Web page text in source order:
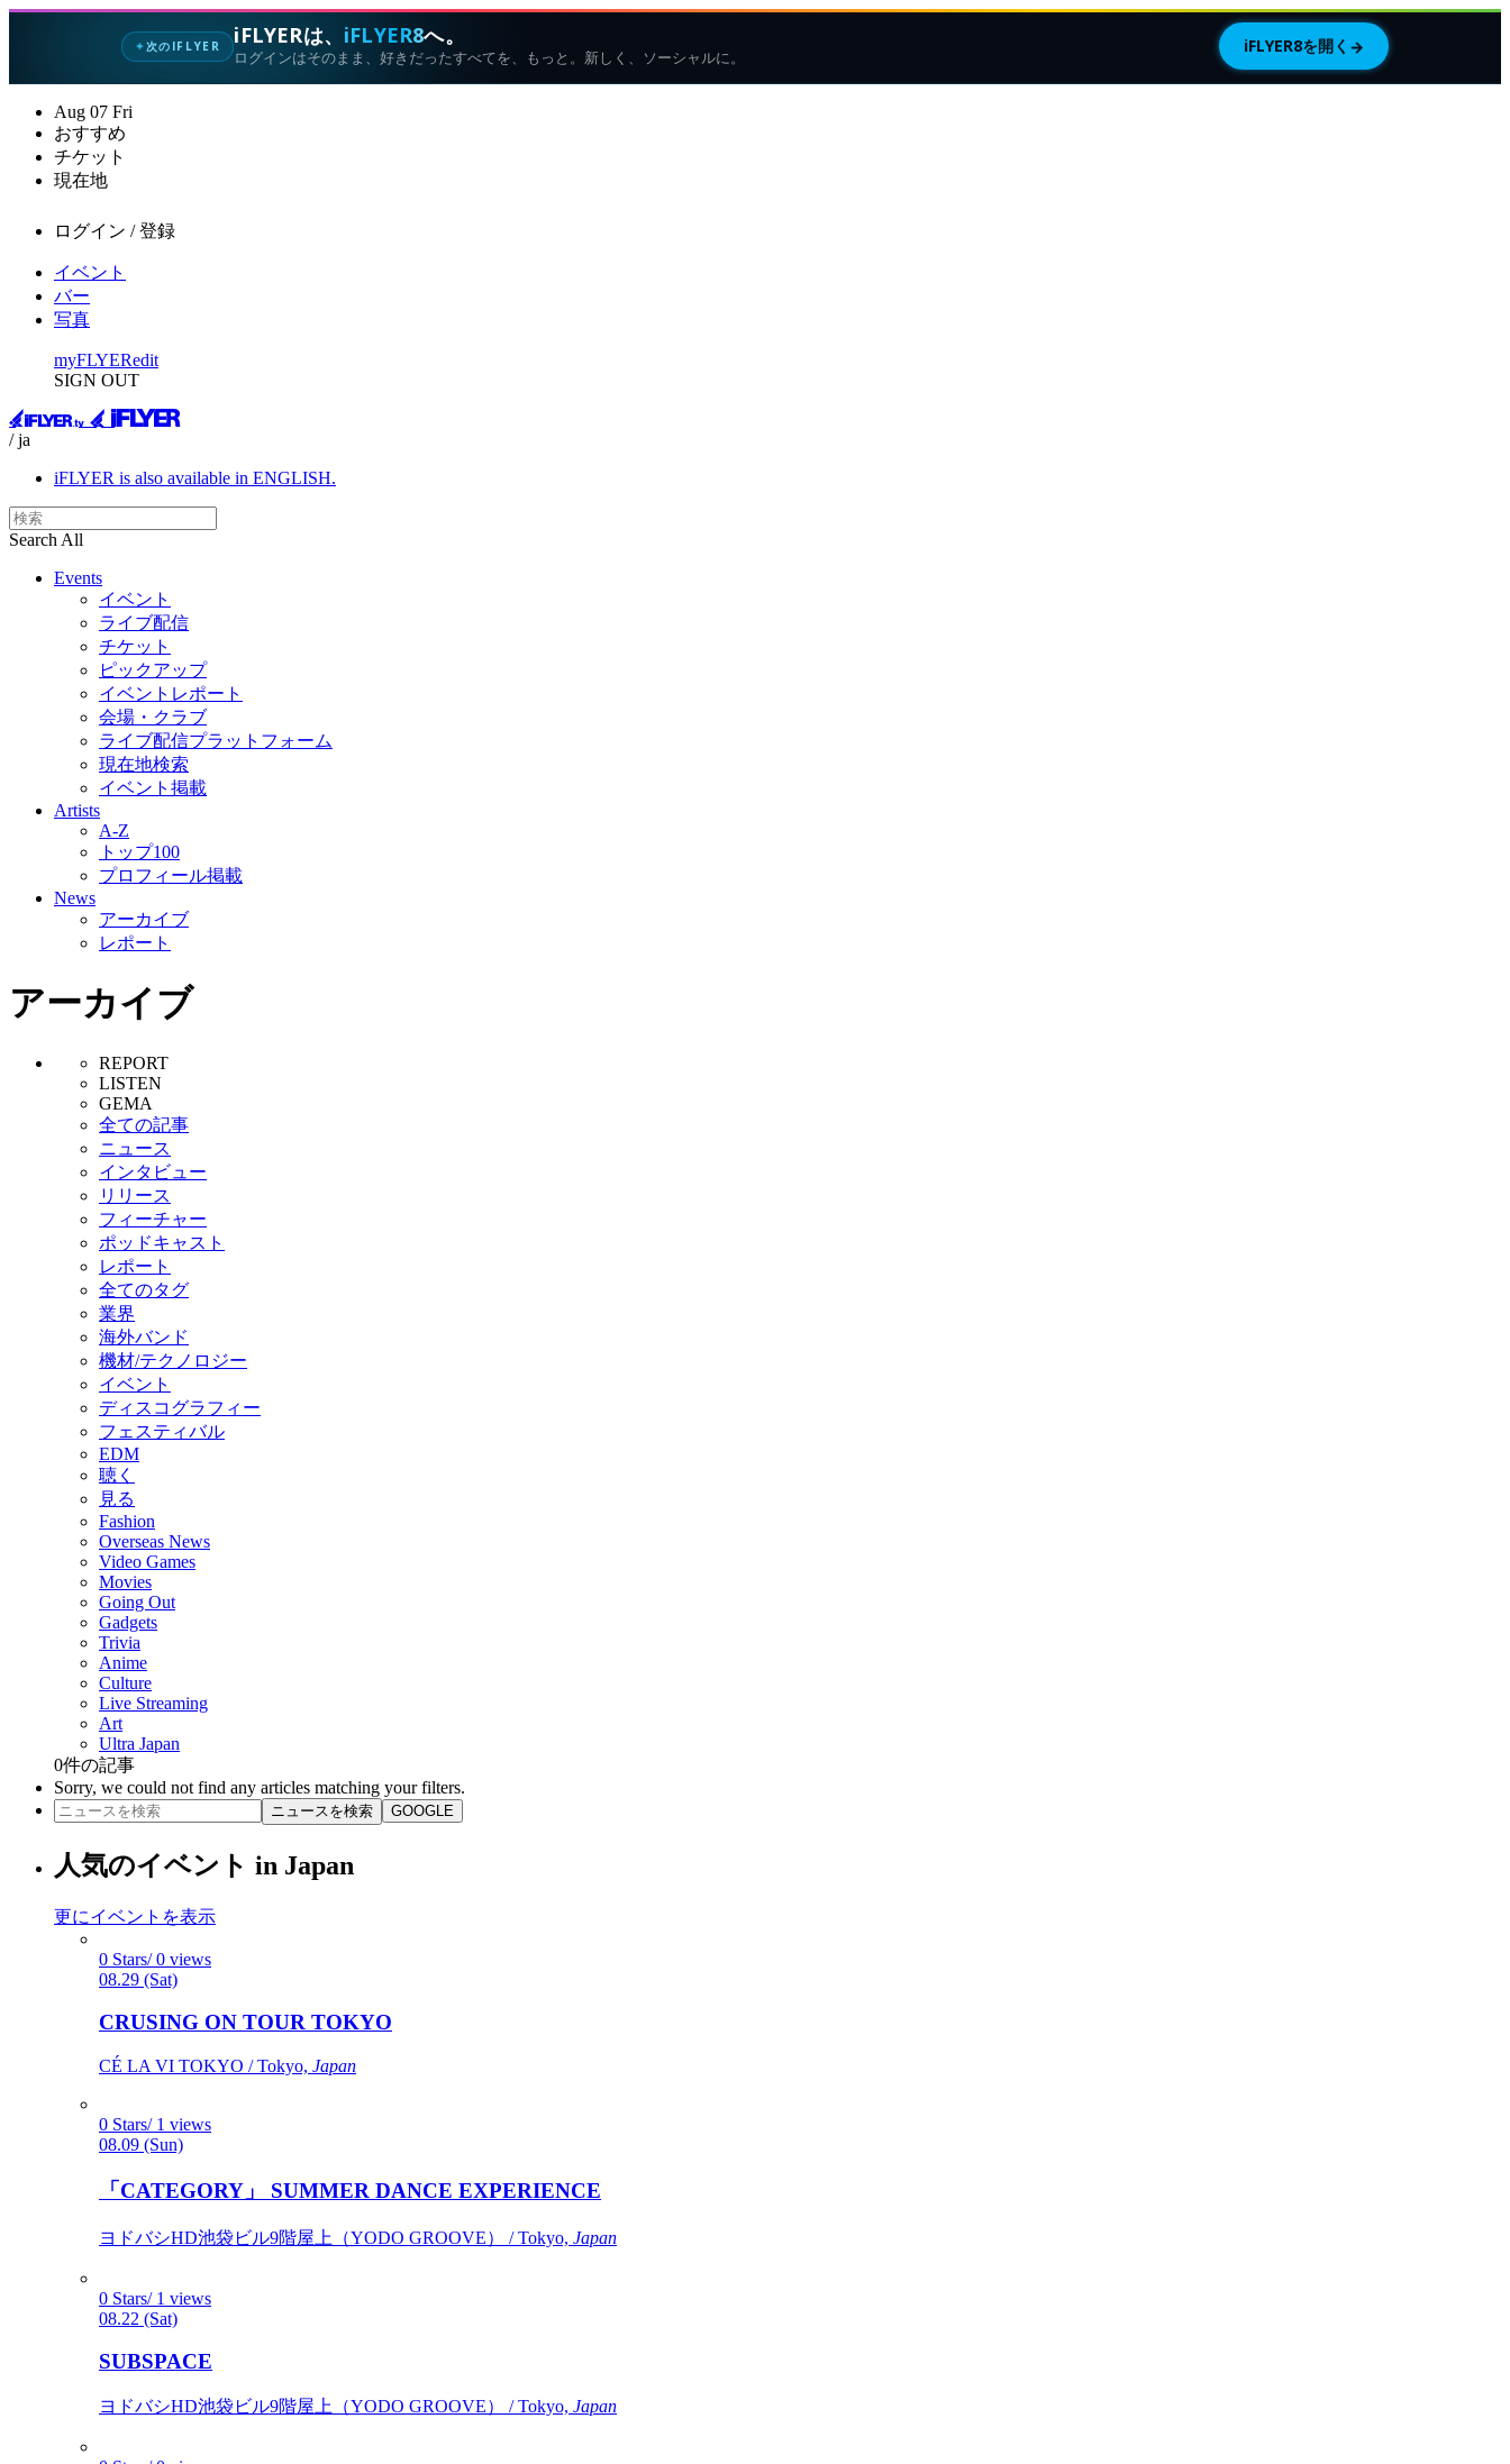
✦次のIFLYER iFLYERは、 iFLYER8へ。
ログインはそのまま、好きだったすべてを、もっと。新しく、ソーシャルに。
iFLYER8を開く →
Aug 07 Fri
おすすめ
チケット
現在地
ログイン / 登録
イベント
バー
写真
myFLYERedit
SIGN OUT
/ ja
iFLYER is also available in ENGLISH.
Search All
Events
イベント
ライブ配信
チケット
ピックアップ
イベントレポート
会場・クラブ
ライブ配信プラットフォーム
現在地検索
イベント掲載
Artists
A-Z
トップ100
プロフィール掲載
News
アーカイブ
レポート
アーカイブ
REPORT
LISTEN
GEMA
全ての記事
ニュース
インタビュー
リリース
フィーチャー
ポッドキャスト
レポート
全てのタグ
業界
海外バンド
機材/テクノロジー
イベント
ディスコグラフィー
フェスティバル
EDM
聴く
見る
Fashion
Overseas News
Video Games
Movies
Going Out
Gadgets
Trivia
Anime
Culture
Live Streaming
Art
Ultra Japan
0件の記事
Sorry, we could not find any articles matching your filters.
ニュースを検索 GOOGLE
人気のイベント in Japan
更にイベントを表示
0 Stars/ 0 views
08.29 (Sat)
CRUSING ON TOUR TOKYO
CÉ LA VI TOKYO / Tokyo, Japan
0 Stars/ 1 views
08.09 (Sun)
「CATEGORY」 SUMMER DANCE EXPERIENCE
ヨドバシHD池袋ビル9階屋上（YODO GROOVE） / Tokyo, Japan
0 Stars/ 1 views
08.22 (Sat)
SUBSPACE
ヨドバシHD池袋ビル9階屋上（YODO GROOVE） / Tokyo, Japan